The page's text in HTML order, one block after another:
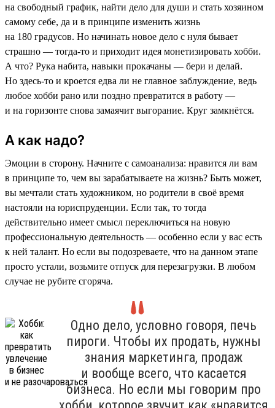
на свободный график, найти дело для души и стать хозяином
самому себе, да и в принципе изменить жизнь
на 180 градусов. Но начинать новое дело с нуля бывает
страшно — тогда-то и приходит идея монетизировать хобби.
А что? Рука набита, навыки прокачаны — бери и делай.
Но здесь-то и кроется едва ли не главное заблуждение, ведь
любое хобби рано или поздно превратится в работу —
и на горизонте снова замаячит выгорание. Круг замкнётся.
А как надо?
Эмоции в сторону. Начните с самоанализа: нравится ли вам
в принципе то, чем вы зарабатываете на жизнь? Быть может,
вы мечтали стать художником, но родители в своё время
настояли на юриспруденции. Если так, то тогда
действительно имеет смысл переключиться на новую
профессиональную деятельность — особенно если у вас есть
к ней талант. Но если вы подозреваете, что на данном этапе
просто устали, возьмите отпуск для перезагрузки. В любом
случае не рубите сгоряча.
Одно дело, условно говоря, печь
пироги. Чтобы их продать, нужны
знания маркетинга, продаж
и вообще всего, что касается
бизнеса. Но если мы говорим про